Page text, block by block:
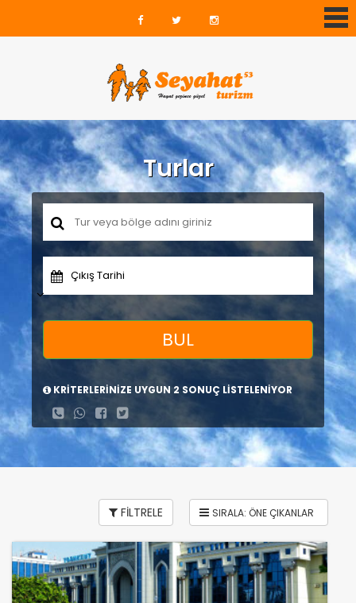
Turlar
Çıkış Tarihi
BUL
KRİTERLERİNİZE UYGUN 2 SONUÇ LİSTELENİYOR
FİLTRELE